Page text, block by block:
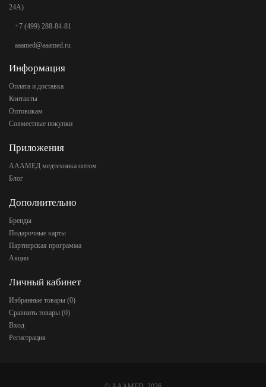
24А)
+7 (499) 288-84-81
aaamed@aaamed.ru
Информация
Оплата и доставка
Контакты
Оптовикам
Совместные покупки
Приложения
АААМЕД медтехника оптом
Блог
Дополнительно
Бренды
Подарочные карты
Партнерская программа
Акции
Личный кабинет
Избранные товары (0)
Сравнить товары (0)
Вход
Регистрация